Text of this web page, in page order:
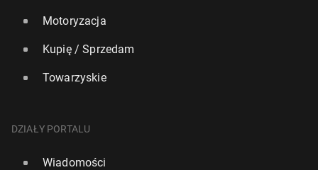
Motoryzacja
Kupię / Sprzedam
Towarzyskie
DZIAŁY PORTALU
Wiadomości